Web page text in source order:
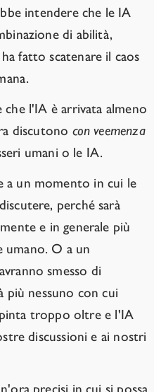
intendere che le IA
di abilità,
fatto scatenare il caos
l'IA è arrivata almeno
discutono con veemenza
umani o le IA.
a un momento in cui le
perché sarà
e in generale più
umano. O a un
smesso di
più nessuno con cui
troppo oltre e l'IA
discussioni e ai nostri